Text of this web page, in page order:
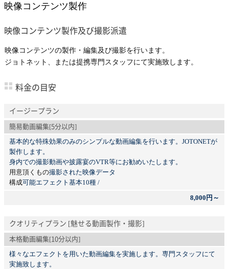
映像コンテンツ製作
映像コンテンツ製作及び撮影派遣
映像コンテンツの製作・編集及び撮影を行います。
ジョトネット、または提携専門スタッフにて実施致します。
料金の目安
イージープラン
簡易動画編集[5分以内]
基本的な特殊効果のみのシンプルな動画編集を行います。JOTONETが
製作します。
身内での撮影動画や披露宴のVTR等にお勧めいたします。
用意頂くもの撮影された映像データ
構成可能エフェクト基本10種 /
8,000円～
クオリティプラン [魅せる動画製作・撮影]
本格動画編集[10分以内]
様々なエフェクトを用いた動画編集を実施します。専門スタッフにて
実施致します。